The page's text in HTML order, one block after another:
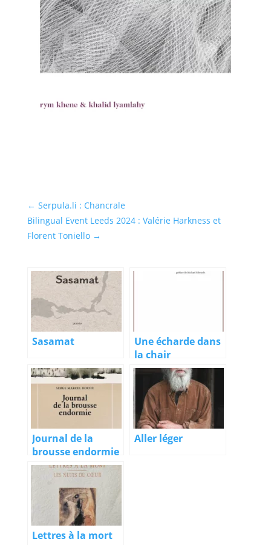
← Serpula.li : Chancrale
Bilingual Event Leeds 2024 : Valérie Harkness et
Florent Toniello→
Sasamat
Une écharde dans
la chair
Journal de la
brousse endormie
Aller léger
Lettres à la mort